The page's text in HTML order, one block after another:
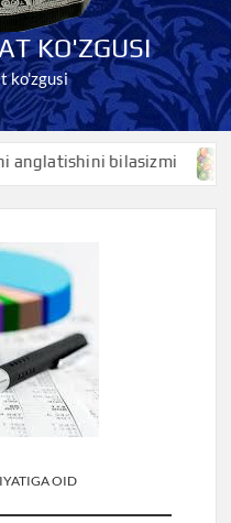
KO'ZGUSI
ko'zgusi
bilasizmi
OID